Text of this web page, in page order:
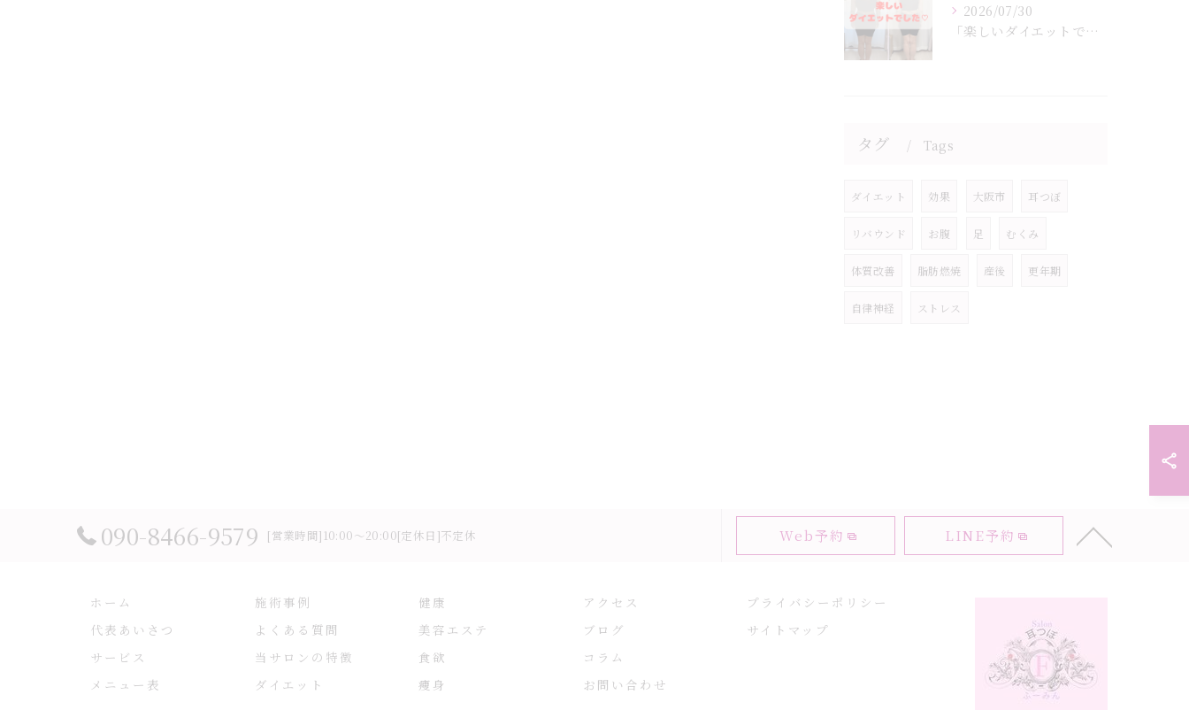
2026/07/30
「楽しいダイエットでした♡」
タグ Tags
ダイエット 効果 大阪市 耳つぼ
リバウンド お腹 足 むくみ
体質改善 脂肪燃焼 産後 更年期
自律神経 ストレス
090-8466-9579 [営業時間]10:00～20:00[定休日]不定休 Web予約 LINE予約
ホーム
代表あいさつ
サービス
メニュー表
施術事例
よくある質問
当サロンの特徴
ダイエット
健康
美容エステ
食欲
痩身
アクセス
ブログ
コラム
お問い合わせ
プライバシーポリシー
サイトマップ